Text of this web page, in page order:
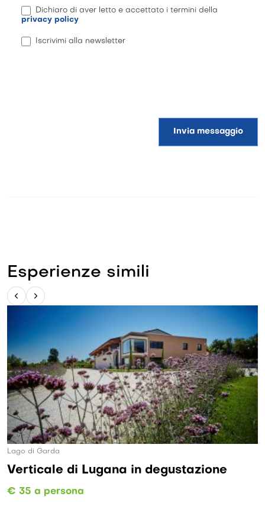
Dichiaro di aver letto e accettato i termini della
privacy policy
Iscrivimi alla newsletter
Invia messaggio
Esperienze simili
Lago di Garda
Verticale di Lugana in degustazione
€ 35 a persona